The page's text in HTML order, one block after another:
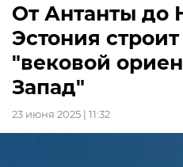
От Антанты до
Эстония
"вековой
Запад"
23 июня 2025 | 11:32